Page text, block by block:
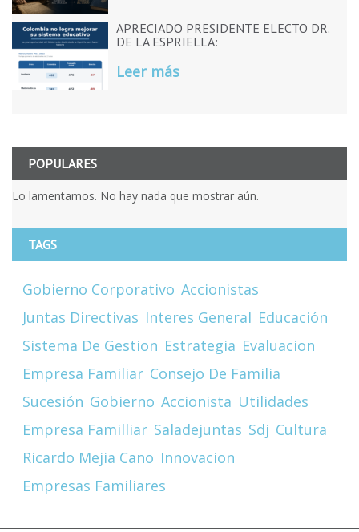
APRECIADO PRESIDENTE ELECTO DR.
DE LA ESPRIELLA:
Leer más
POPULARES
Lo lamentamos. No hay nada que mostrar aún.
TAGS
Gobierno Corporativo Accionistas
Juntas Directivas Interes General Educación
Sistema De Gestion Estrategia Evaluacion
Empresa Familiar Consejo De Familia
Sucesión Gobierno Accionista Utilidades
Empresa Familliar Saladejuntas Sdj Cultura
Ricardo Mejia Cano Innovacion
Empresas Familiares